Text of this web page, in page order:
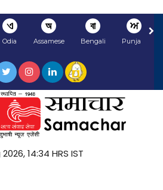
ଏ
Odia
অ
Assamese
বা
Bengali
ਅ
Punjabi
14:34 HRS IST